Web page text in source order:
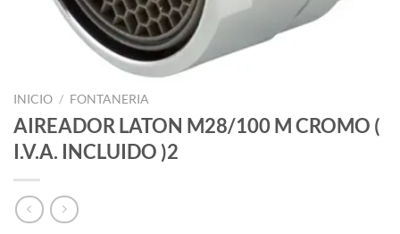
INICIO / FONTANERIA
AIREADOR LATON M28/100 M CROMO (
I.V.A. INCLUIDO )2